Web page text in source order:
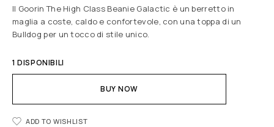
Il Goorin The High Class Beanie Galactic è un berretto in
maglia a coste, caldo e confortevole, con una toppa di un
Bulldog per un tocco di stile unico.
1 DISPONIBILI
BUY NOW
ADD TO WISHLIST